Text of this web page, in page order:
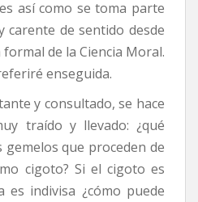
así como se toma parte
de sentido desde
de la Ciencia Moral.
enseguida.
y consultado, se hace
traído y llevado: ¿qué
gemelos que proceden de
cigoto? Si el cigoto es
es indivisa ¿cómo puede